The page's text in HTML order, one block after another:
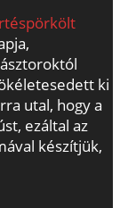
ki
utal, hogy a
ezáltal az
készítjük,